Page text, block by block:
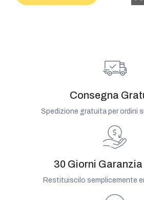
Consegna
Spedizione gratuita per ordini
30 Giorni
Restituiscilo semplicemente